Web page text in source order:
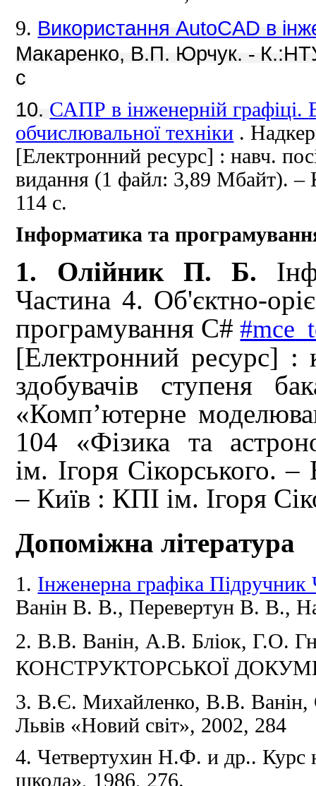
9. Використання AutoCAD в
Макаренко, В.П. Юрчук. -
с
10. САПР в інженерній графіці.
обчислювальної техніки .
[Електронний ресурс] : навч.
видання (1 файл: 3,89 Мбайт).–
114 с.
Інформатика та
1. Олійник П. Б.
Частина 4. Об'єктно-
програмування С#
[Електронний ресурс] :
здобувачів ступеня
«Комп’ютерне
104 «Фізика та
ім. Ігоря Сікорського.
– Київ : КПІ ім. Ігоря
Допоміжна література
1. Інженерна графіка Підручник
Ванін В.В., Перевертун В.В.,
2.В.В.Ванін, А.В.Бліок, Г.О.
КОНСТРУКТОРСЬКОЇ
3. В.Є.Михайленко, В.В.
Львів «Новий світ», 2002, 284
4. Четвертухин Н.Ф.и др.. Курс
школа», 1986, 276.